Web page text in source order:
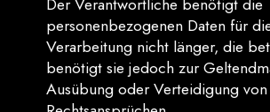
personenbezogenen Daten für
Verarbeitung nicht länger, die
benötigt sie jedoch zur
Ausübung oder Verteidigung von